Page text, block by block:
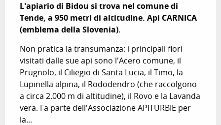
L'apiario di Bidou si trova nel comune di
Tende, a 950 metri di altitudine. Api CARNICA
(emblema della Slovenia).
Non pratica la transumanza: i principali fiori
visitati dalle sue api sono l'Acero comune, il
Prugnolo, il Ciliegio di Santa Lucia, il Timo, la
Lupinella alpina, il Rododendro (che raccolgono
a circa 2.000 m di altitudine), il Rovo e la Lavanda
vera. Fa parte dell'Associazione APITURBIE per
la...